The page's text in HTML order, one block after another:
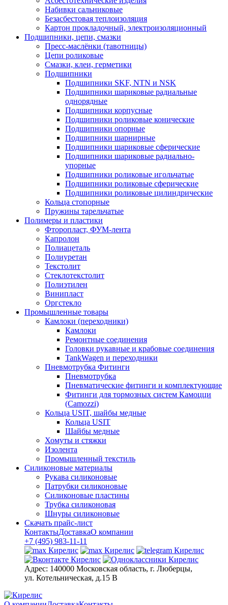
Набивки сальниковые
Безасбестовая теплоизоляция
Картон прокладочный, электроизоляционный
Подшипники, цепи, смазки
Пресс-маслёнки (тавотницы)
Цепи роликовые
Смазки, клеи, герметики
Подшипники
Подшипники SKF, NTN и NSK
Подшипники шариковые радиальные
однорядные
Подшипники корпусные
Подшипники роликовые конические
Подшипники опорные
Подшипники шарнирные
Подшипники шариковые сферические
Подшипники шариковые радиально-
упорные
Подшипники роликовые игольчатые
Подшипники роликовые сферические
Подшипники роликовые цилиндрические
Кольца стопорные
Пружины тарельчатые
Полимеры и пластики
Фторопласт, ФУМ-лента
Капролон
Полиацеталь
Полиуретан
Текстолит
Стеклотекстолит
Полиэтилен
Винипласт
Оргстекло
Промышленные товары
Камлоки (переходники)
Камлоки
Ремонтные соединения
Головки рукавные и крабовые соединения
TankWagen и переходники
Пневмотрубка Фитинги
Пневмотрубка
Пневматические фитинги и комплектующие
Фитинги для тормозных систем Камоцци
(Camozzi)
Кольца USIT, шайбы медные
Кольца USIT
Шайбы медные
Хомуты и стяжки
Изолента
Промышленный текстиль
Силиконовые материалы
Рукава силиконовые
Патрубки силиконовые
Силиконовые пластины
Трубка силиконовая
Шнуры силиконовые
Скачать прайс-лист
КонтактыДоставкаО компании
+7 (495) 983-11-11
Адрес: 140000 Московская область, г. Люберцы,
ул. Котельническая, д.15 В